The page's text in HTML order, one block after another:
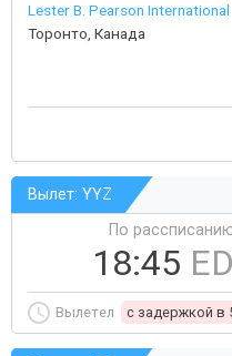
Lester B. Pearson International
Торонто, Канада
Вылет: YYZ
По
18:45
Вылетел c задержкой в